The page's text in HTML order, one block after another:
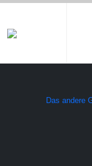
Das andere